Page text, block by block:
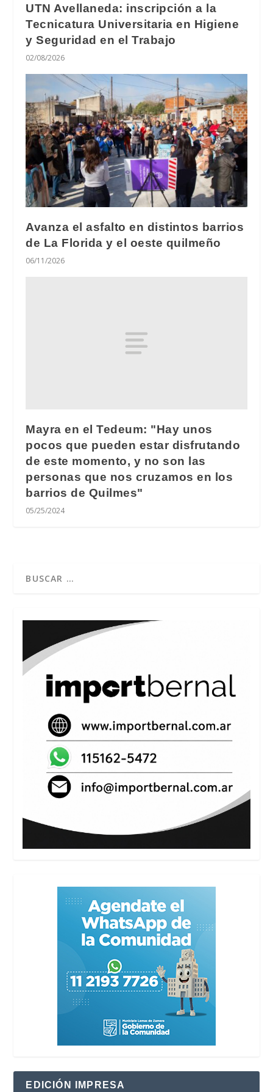
UTN Avellaneda: inscripción a la
Tecnicatura Universitaria en Higiene
y Seguridad en el Trabajo
02/08/2026
Avanza el asfalto en distintos barrios
de La Florida y el oeste quilmeño
06/11/2026
Mayra en el Tedeum: "Hay unos
pocos que pueden estar disfrutando
de este momento, y no son las
personas que nos cruzamos en los
barrios de Quilmes"
05/25/2024
EDICIÓN IMPRESA